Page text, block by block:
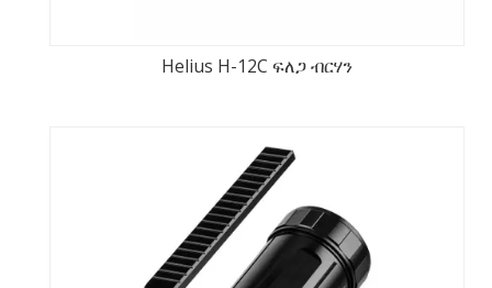
Helius H-12C ፍለጋ ብርሃን